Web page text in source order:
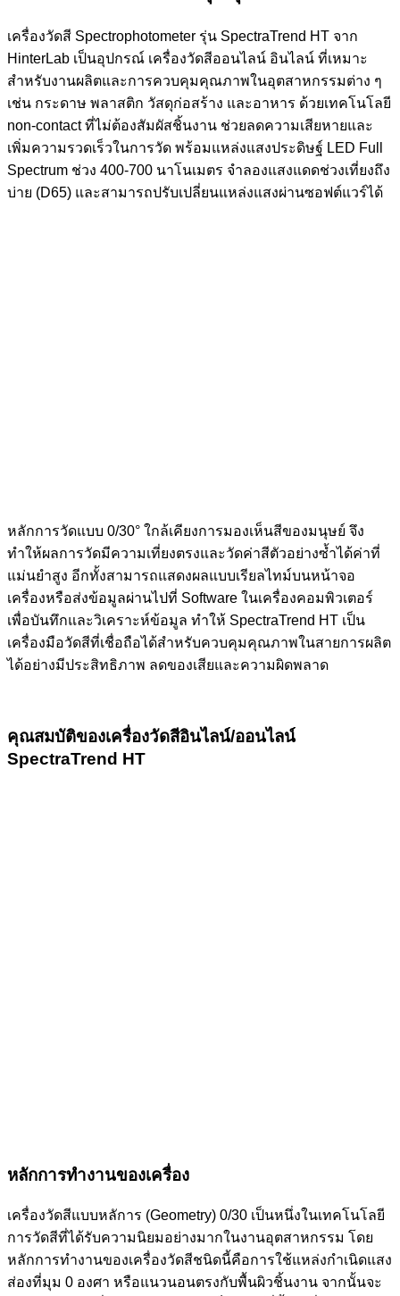
เครื่องวัดสี Spectrophotometer รุ่น SpectraTrend HT จาก
HinterLab เป็นอุปกรณ์ เครื่องวัดสีออนไลน์ อินไลน์ ที่เหมาะ
สำหรับงานผลิตและการควบคุมคุณภาพในอุตสาหกรรมต่าง ๆ
เช่น กระดาษ พลาสติก วัสดุก่อสร้าง และอาหาร ด้วยเทคโนโลยี
non-contact ที่ไม่ต้องสัมผัสชิ้นงาน ช่วยลดความเสียหายและ
เพิ่มความรวดเร็วในการวัด พร้อมแหล่งแสงประดิษฐ์ LED Full
Spectrum ช่วง 400-700 นาโนเมตร จำลองแสงแดดช่วงเที่ยงถึง
บ่าย (D65) และสามารถปรับเปลี่ยนแหล่งแสงผ่านซอฟต์แวร์ได้
หลักการวัดแบบ 0/30° ใกล้เคียงการมองเห็นสีของมนุษย์ จึง
ทำให้ผลการวัดมีความเที่ยงตรงและวัดค่าสีตัวอย่างซ้ำได้ค่าที่
แม่นยำสูง อีกทั้งสามารถแสดงผลแบบเรียลไทม์บนหน้าจอ
เครื่องหรือส่งข้อมูลผ่านไปที่ Software ในเครื่องคอมพิวเตอร์
เพื่อบันทึกและวิเคราะห์ข้อมูล ทำให้ SpectraTrend HT เป็น
เครื่องมือวัดสีที่เชื่อถือได้สำหรับควบคุมคุณภาพในสายการผลิต
ได้อย่างมีประสิทธิภาพ ลดของเสียและความผิดพลาด
คุณสมบัติของเครื่องวัดสีอินไลน์/ออนไลน์
SpectraTrend HT
หลักการทำงานของเครื่อง
เครื่องวัดสีแบบหลัการ (Geometry) 0/30 เป็นหนึ่งในเทคโนโลยี
การวัดสีที่ได้รับความนิยมอย่างมากในงานอุตสาหกรรม โดย
หลักการทำงานของเครื่องวัดสีชนิดนี้คือการใช้แหล่งกำเนิดแสง
ส่องที่มุม 0 องศา หรือแนวนอนตรงกับพื้นผิวชิ้นงาน จากนั้นจะ